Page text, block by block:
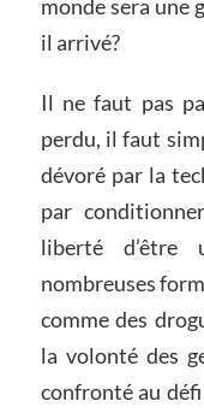
monde sera une
il arrivé?
Il ne faut pas
perdu, il faut
dévoré par la
par
liberté d’être
nombreuses
comme des
la volonté des
confronté au